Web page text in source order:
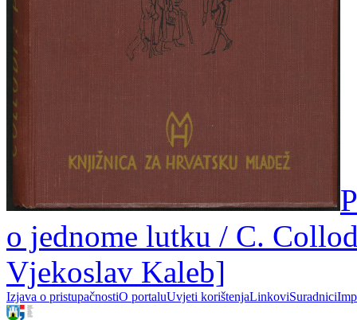
o jednome lutku / C.
Vjekoslav Kaleb]
Izjava o pristupačnostiO portaluUvjeti korištenjaLinkoviSuradnici